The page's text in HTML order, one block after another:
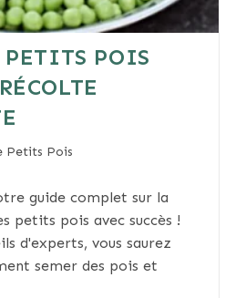
PETITS POIS
Petits Pois
guide complet sur la
petits pois avec succès !
d'experts, vous saurez
semer des pois et